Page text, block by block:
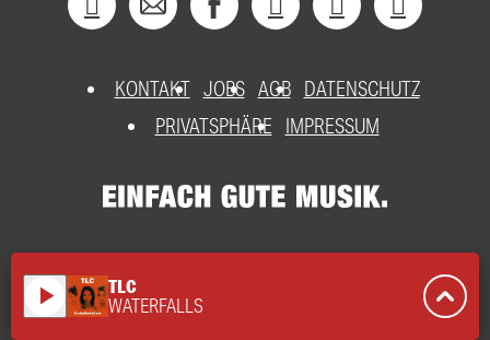
KONTAKT JOBS AGB DATENSCHUTZ
PRIVATSPHÄRE
IMPRESSUM
play_arrow TLC
WATERFALLS